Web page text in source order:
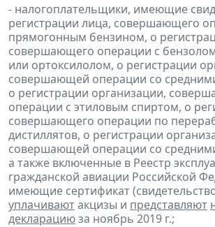
- налогоплательщики, имеющие
регистрации лица, совершающего
прямогонным бензином, о
совершающего операции с
или ортоксилолом, о регистрации
совершающей операции со
о регистрации организации,
операции с этиловым спиртом, о
совершающего операции по
дистиллятов, о регистрации
совершающей операции со
а также включенные в Реестр
гражданской авиации Российской
имеющие сертификат
уплачиваютакцизы и представляют
декларациюза ноябрь 2019 г.;